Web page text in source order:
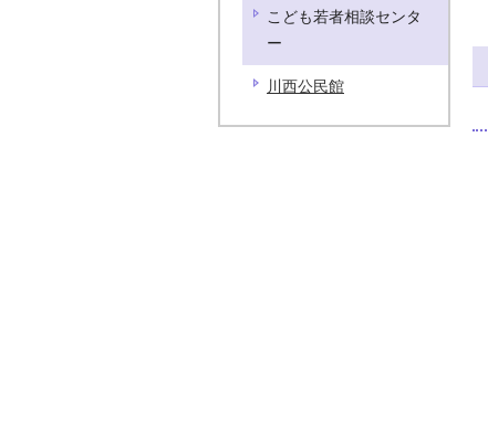
こども若者相談センタ
ー
川西公民館